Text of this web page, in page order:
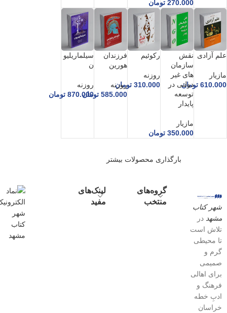
270.000 تومان
علم آزادی
مازیار
610.000 تومان
نقش
سازمان
های غیر
دولتی در
توسعه
پایدار
مازیار
350.000 تومان
رکوئیم
روزنه
310.000 تومان
فرزندان
هورین
روزنه
585.000 تومان
سیلماریلیو
ن
روزنه
870.000 تومان
بارگذاری محصولات بیشتر
شهر کتاب
مشهد در
تلاش است
تا محیطی
گرم و
صمیمی
برای اهالی
فرهنگ و
ادبِ خطه
خراسان
گروه‌های
منتخب
لینک‌های
مفید